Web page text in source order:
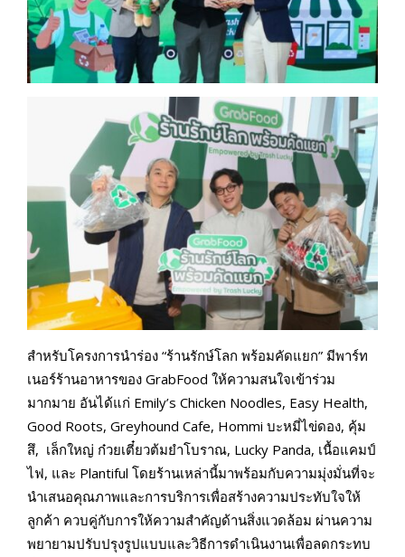
สำหรับโครงการนำร่อง “ร้านรักษ์โลก พร้อมคัดแยก” มีพาร์ท
เนอร์ร้านอาหารของ GrabFood ให้ความสนใจเข้าร่วม
มากมาย อันได้แก่ Emily’s Chicken Noodles, Easy Health,
Good Roots, Greyhound Cafe, Hommi บะหมี่ไข่ดอง, คุ้ม
สึ, เล็กใหญ่ ก๋วยเตี๋ยวต้มยำโบราณ, Lucky Panda, เนื้อแคมป์
ไฟ, และ Plantiful โดยร้านเหล่านี้มาพร้อมกับความมุ่งมั่นที่จะ
นำเสนอคุณภาพและการบริการเพื่อสร้างความประทับใจให้
ลูกค้า ควบคู่กับการให้ความสำคัญด้านสิ่งแวดล้อม ผ่านความ
พยายามปรับปรุงรูปแบบและวิธีการดำเนินงานเพื่อลดกระทบ